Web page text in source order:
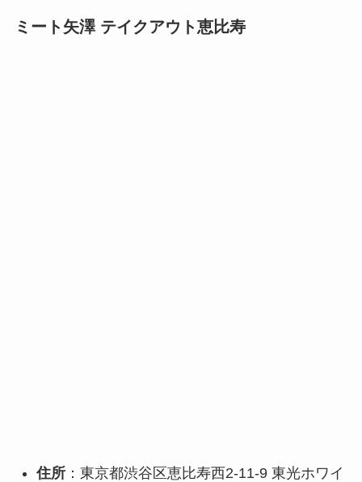
ミート矢澤 テイクアウト恵比寿
住所：東京都渋谷区恵比寿西2-11-9 東光ホワイ